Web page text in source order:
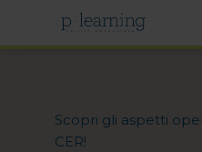
Scopri gli aspetti
CER!